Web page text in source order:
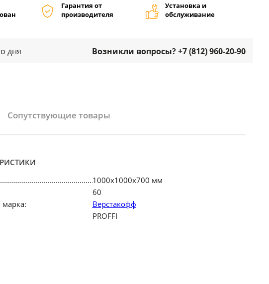
Гарантия от
производителя
Установка и
обслуживание
дня Возникли вопросы? +7 (812) 960-20-90
Сопутствующие товары
1000х1000х700 мм
60
марка:
Верстакофф
PROFFI